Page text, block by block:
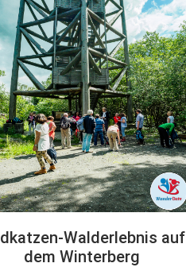
Walderlebnis auf
dem Winterberg